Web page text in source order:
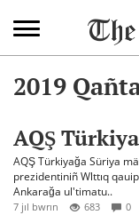
2019
AQŞ
AQŞ Türkiyağa Süriya
prezidentiniñ Wlttıq
Ankarağa ul'timatu..
7 jıl bwrın 683 0